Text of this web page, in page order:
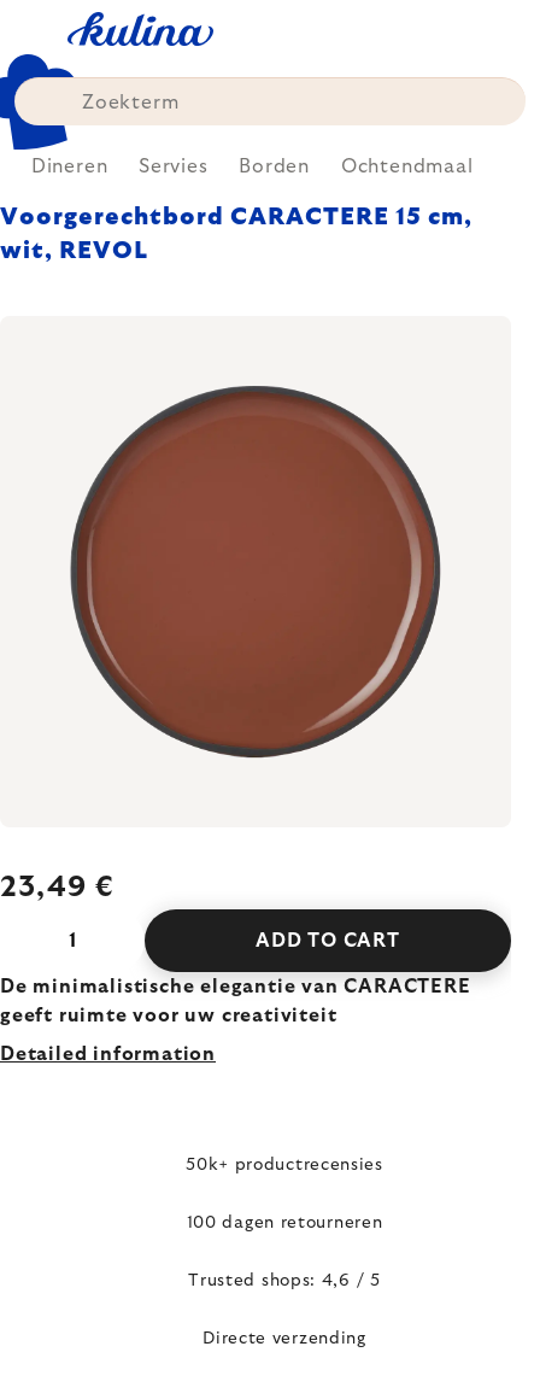
content
Dineren Servies Borden Ochtendmaal
Voorgerechtbord CARACTERE 15 cm,
wit, REVOL
23,49 €
ADD TO CART
De minimalistische elegantie van CARACTERE
geeft ruimte voor uw creativiteit
Detailed information
50k+ productrecensies
100 dagen retourneren
Trusted shops: 4,6 / 5
Directe verzending